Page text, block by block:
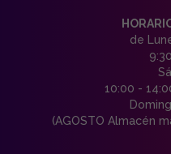
de
10:00 -
(AGOSTO Almacén